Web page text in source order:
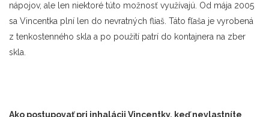
nápojov, ale len niektoré túto možnosť využívajú. Od mája 2005
sa Vincentka plní len do nevratných fliaš. Táto fľaša je vyrobená
z tenkostenného skla a po použití patrí do kontajnera na zber
skla.
Ako postupovaťpri inhalácii Vincentky, keď nevlastníte